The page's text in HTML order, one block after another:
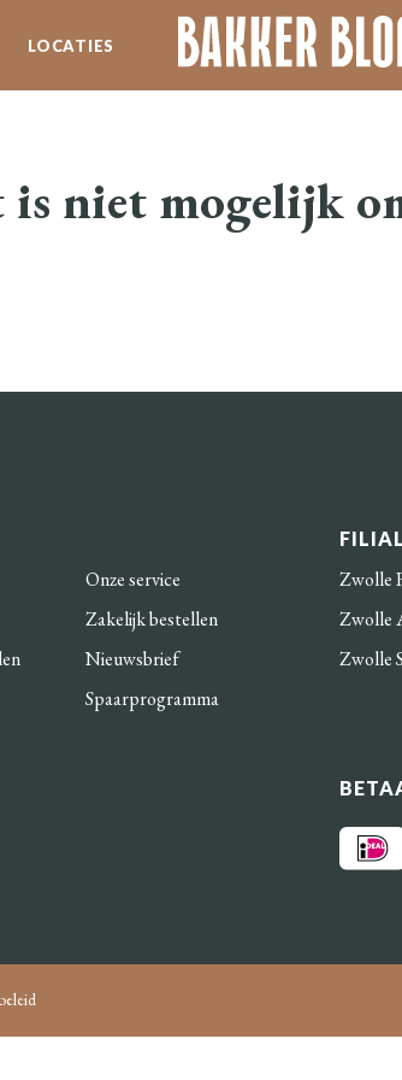
LOCATIES
WERKEN BIJ
niet mogelijk
Onze service
Zakelijk bestellen
Nieuwsbrief
Spaarprogramma
Zwolle
Zwolle
Zwolle